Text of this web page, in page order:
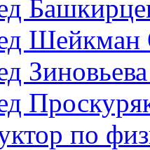
по